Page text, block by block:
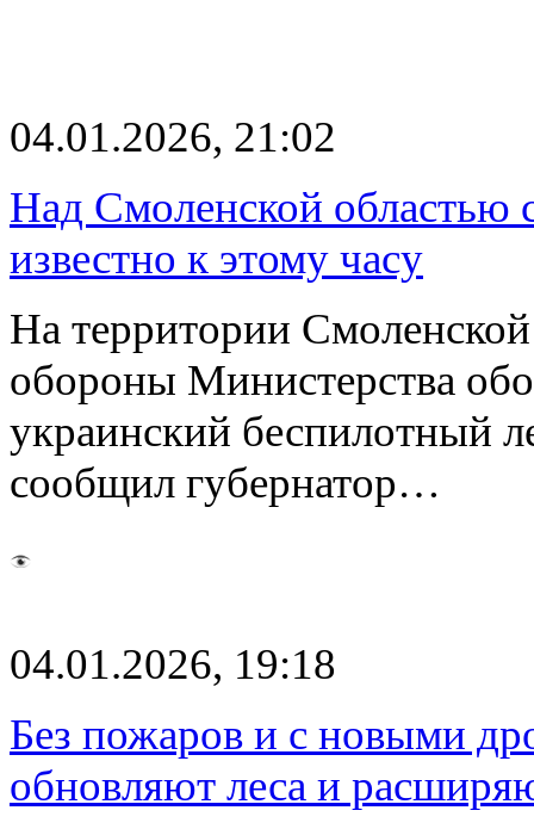
04.01.2026, 21:02
Над Смоленской областью
известно к этому часу
На территории
обороны Министерства
украинский беспилотный
сообщил губернатор…
04.01.2026, 19:18
Без пожаров и с новыми
обновляют леса и